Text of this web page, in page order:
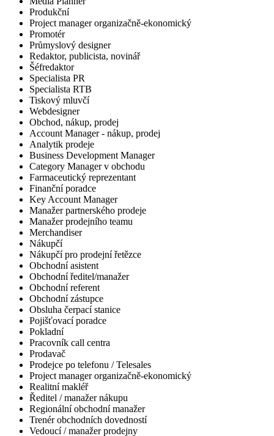
Produkční
Project manager organizačně-ekonomický
Promotér
Průmyslový designer
Redaktor, publicista, novinář
Šéfredaktor
Specialista PR
Specialista RTB
Tiskový mluvčí
Webdesigner
Obchod, nákup, prodej
Account Manager - nákup, prodej
Analytik prodeje
Business Development Manager
Category Manager v obchodu
Farmaceutický reprezentant
Finanční poradce
Key Account Manager
Manažer partnerského prodeje
Manažer prodejního teamu
Merchandiser
Nákupčí
Nákupčí pro prodejní řetězce
Obchodní asistent
Obchodní ředitel/manažer
Obchodní referent
Obchodní zástupce
Obsluha čerpací stanice
Pojišťovací poradce
Pokladní
Pracovník call centra
Prodavač
Prodejce po telefonu / Telesales
Project manager organizačně-ekonomický
Realitní makléř
Ředitel / manažer nákupu
Regionální obchodní manažer
Trenér obchodních dovedností
Vedoucí / manažer prodejny